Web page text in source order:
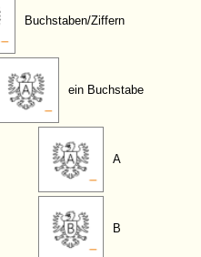
Buchstaben/Ziffern
ein Buchstabe
A
B